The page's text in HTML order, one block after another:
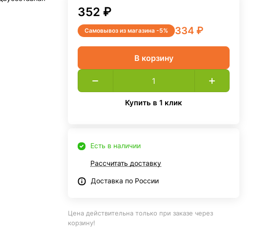
352 ₽
Самовывоз из магазина -5% 334 ₽
В корзину
Купить в 1 клик
Есть в наличии
Рассчитать доставку
Доставка по России
Цена действительна только при заказе через
корзину!